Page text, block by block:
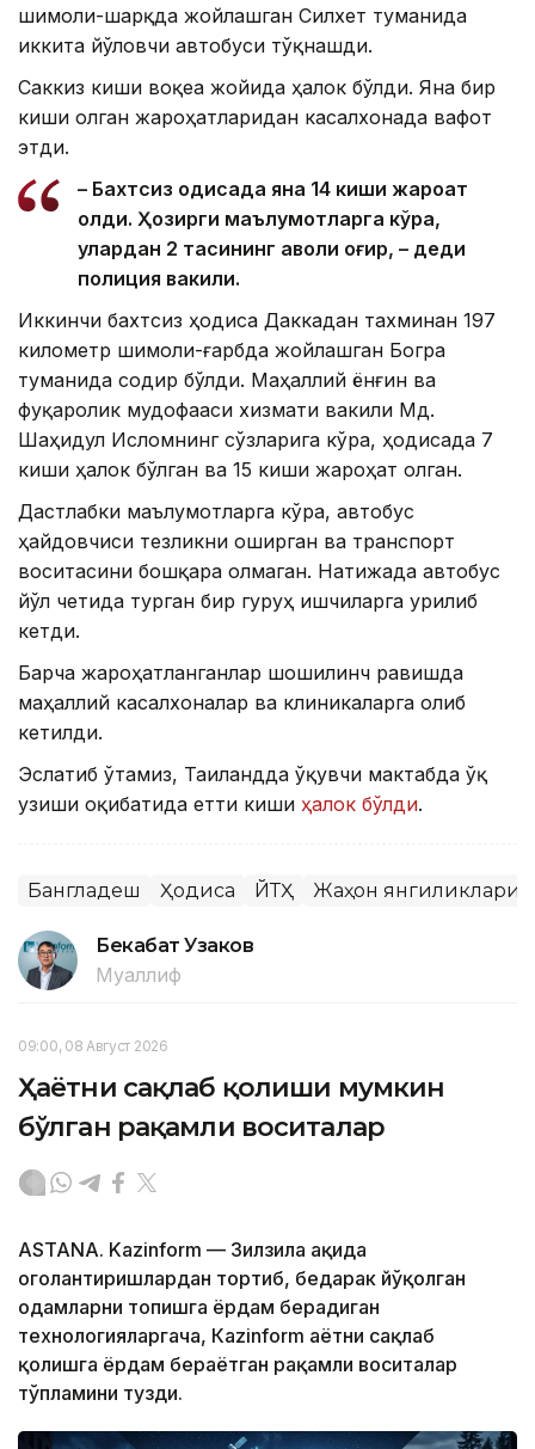
шимоли-шарқда жойлашган Силхет туманида
иккита йўловчи автобуси тўқнашди.
Саккиз киши воқеа жойида ҳалок бўлди. Яна бир
киши олган жароҳатларидан касалхонада вафот
этди.
– Бахтсиз ҳодисада яна 14 киши жароҳат
олди. Ҳозирги маълумотларга кўра,
улардан 2 тасининг аҳволи оғир, – деди
полиция вакили.
Иккинчи бахтсиз ҳодиса Даккадан тахминан 197
километр шимоли-ғарбда жойлашган Богра
туманида содир бўлди. Маҳаллий ёнғин ва
фуқаролик мудофааси хизмати вакили Мд.
Шаҳидул Исломнинг сўзларига кўра, ҳодисада 7
киши ҳалок бўлган ва 15 киши жароҳат олган.
Дастлабки маълумотларга кўра, автобус
ҳайдовчиси тезликни оширган ва транспорт
воситасини бошқара олмаган. Натижада автобус
йўл четида турган бир гуруҳ ишчиларга урилиб
кетди.
Барча жароҳатланганлар шошилинч равишда
маҳаллий касалхоналар ва клиникаларга олиб
кетилди.
Эслатиб ўтамиз, Таиландда ўқувчи мактабда ўқ
узиши оқибатида етти киши ҳалок бўлди.
Бангладеш Ҳодиса ЙТҲ Жаҳон янгиликлари
Бекабат Узаков
Муаллиф
09:00, 08 Август 2026
Ҳаётни сақлаб қолиши мумкин
бўлган рақамли воситалар
ASTANA. Kazinform — Зилзила ҳақида
огоҳлантиришлардан тортиб, бедарак йўқолган
одамларни топишга ёрдам берадиган
технологияларгача, Кazinform ҳаётни сақлаб
қолишга ёрдам бераётган рақамли воситалар
тўпламини тузди.